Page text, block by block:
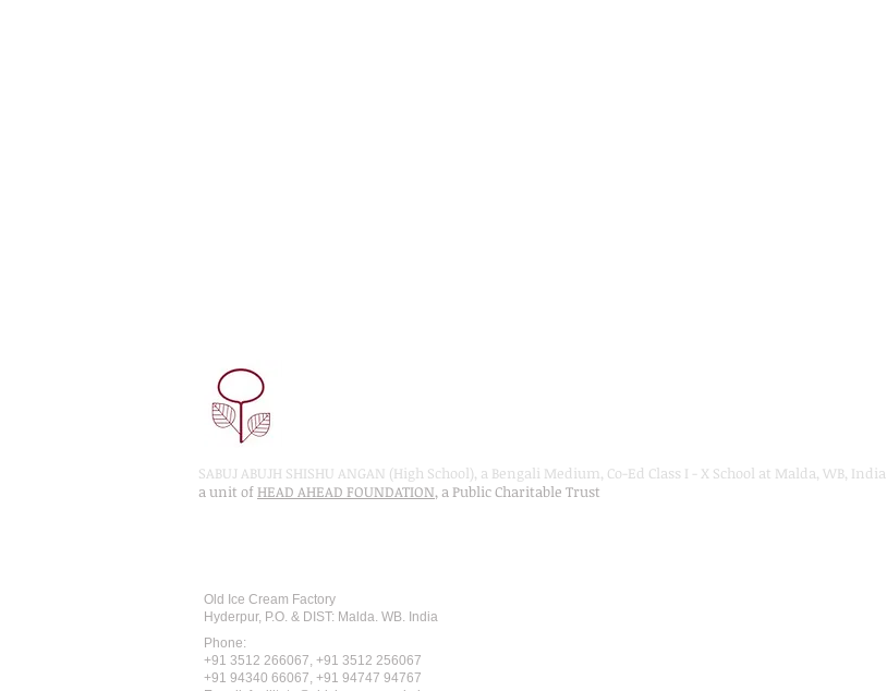
SABUJ ABUJH SHISHU ANGAN (High School), a Bengali Medium, Co-Ed Class I - X School at Malda, WB, India
a unit ofHEAD AHEAD FOUNDATION, a Public Charitable Trust
Old Ice Cream Factory
Hyderpur, P.O. & DIST: Malda. WB. India
Phone:
+91 3512 266067, +91 3512 256067
+91 94340 66067, +91 94747 94767